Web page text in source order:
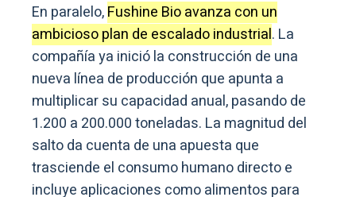
En paralelo,Fushine Bio avanza con un
ambicioso plan de escalado industrial. La
compañía ya inició la construcción de una
nueva línea de producción que apunta a
multiplicar su capacidad anual, pasando de
1.200 a 200.000 toneladas. La magnitud del
salto da cuenta de una apuesta que
trasciende el consumo humano directo e
incluye aplicaciones como alimentos para